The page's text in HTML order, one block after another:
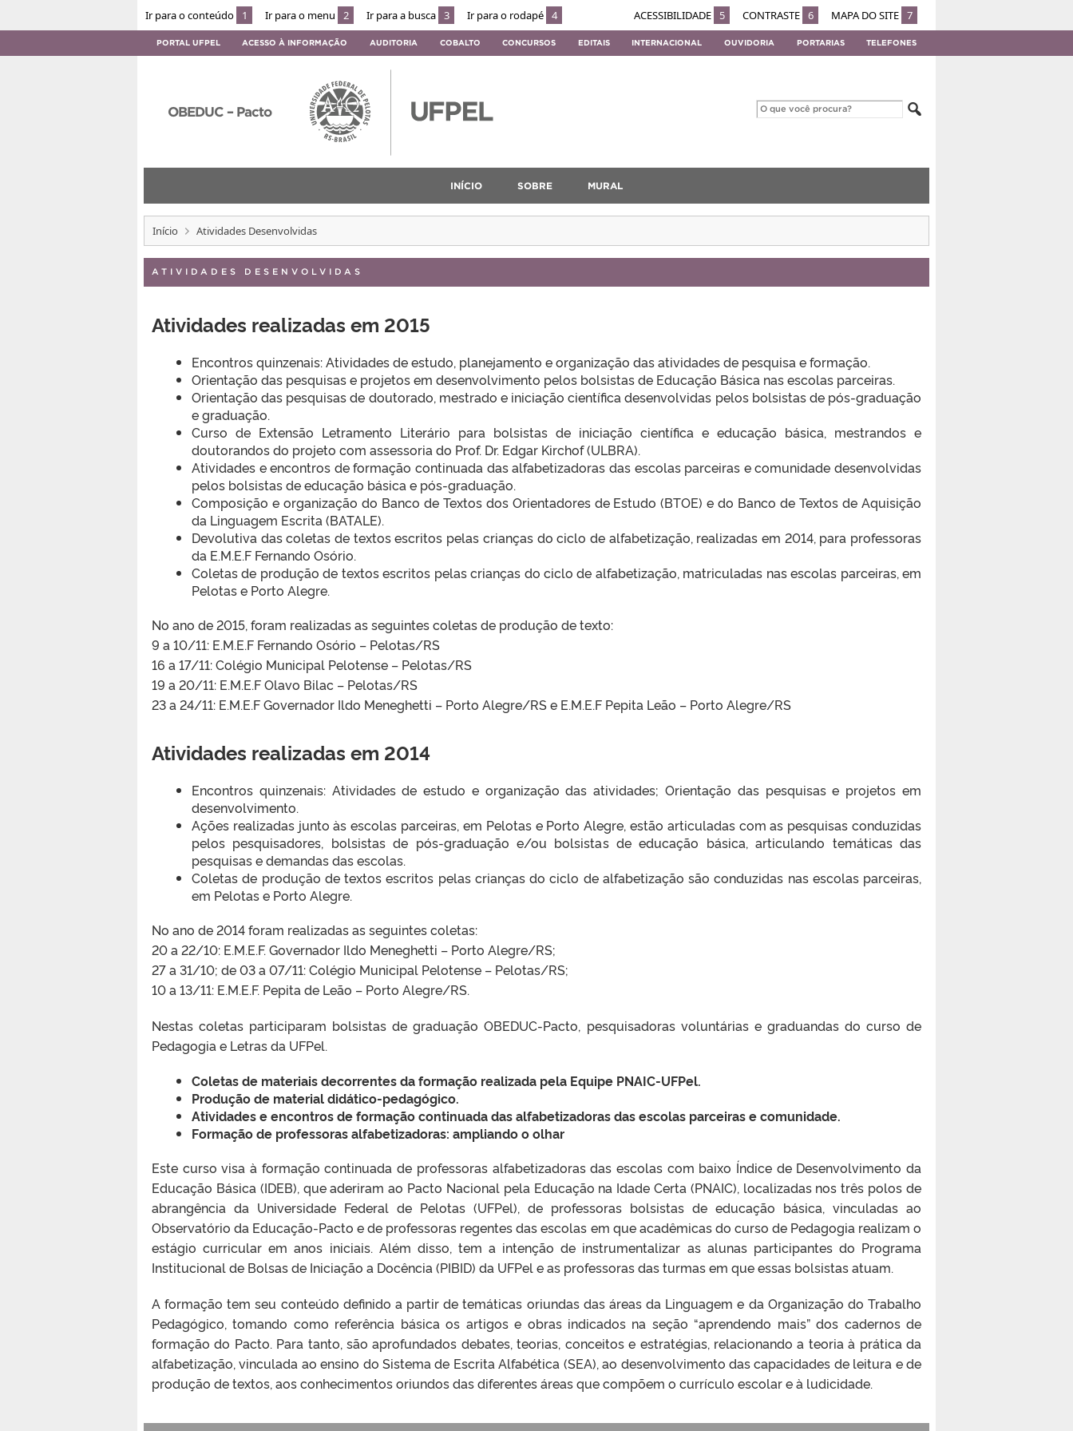
Ir para o conteúdo 1 Ir para o menu 2 Ir para a busca 3 Ir para o rodapé 4 ACESSIBILIDADE 5 CONTRASTE 6 MAPA DO SITE 7
PORTAL UFPEL ACESSO À INFORMAÇÃO AUDITORIA COBALTO CONCURSOS EDITAIS INTERNACIONAL OUVIDORIA PORTARIAS TELEFONES
OBEDUC – Pacto
INÍCIO SOBRE MURAL
Início Atividades Desenvolvidas
ATIVIDADES DESENVOLVIDAS
Atividades realizadas em 2015
Encontros quinzenais: Atividades de estudo, planejamento e organização das atividades de pesquisa e formação.
Orientação das pesquisas e projetos em desenvolvimento pelos bolsistas de Educação Básica nas escolas parceiras.
Orientação das pesquisas de doutorado, mestrado e iniciação científica desenvolvidas pelos bolsistas de pós-graduação
e graduação.
Curso de Extensão Letramento Literário para bolsistas de iniciação científica e educação básica, mestrandos e
doutorandos do projeto com assessoria do Prof. Dr. Edgar Kirchof (ULBRA).
Atividades e encontros de formação continuada das alfabetizadoras das escolas parceiras e comunidade desenvolvidas
pelos bolsistas de educação básica e pós-graduação.
Composição e organização do Banco de Textos dos Orientadores de Estudo (BTOE) e do Banco de Textos de Aquisição
da Linguagem Escrita (BATALE).
Devolutiva das coletas de textos escritos pelas crianças do ciclo de alfabetização, realizadas em 2014, para professoras
da E.M.E.F Fernando Osório.
Coletas de produção de textos escritos pelas crianças do ciclo de alfabetização, matriculadas nas escolas parceiras, em
Pelotas e Porto Alegre.
No ano de 2015, foram realizadas as seguintes coletas de produção de texto:
9 a 10/11: E.M.E.F Fernando Osório – Pelotas/RS
16 a 17/11: Colégio Municipal Pelotense – Pelotas/RS
19 a 20/11: E.M.E.F Olavo Bilac – Pelotas/RS
23 a 24/11: E.M.E.F Governador Ildo Meneghetti – Porto Alegre/RS e E.M.E.F Pepita Leão – Porto Alegre/RS
Atividades realizadas em 2014
Encontros quinzenais: Atividades de estudo e organização das atividades; Orientação das pesquisas e projetos em
desenvolvimento.
Ações realizadas junto às escolas parceiras, em Pelotas e Porto Alegre, estão articuladas com as pesquisas conduzidas
pelos pesquisadores, bolsistas de pós-graduação e/ou bolsistas de educação básica, articulando temáticas das
pesquisas e demandas das escolas.
Coletas de produção de textos escritos pelas crianças do ciclo de alfabetização são conduzidas nas escolas parceiras,
em Pelotas e Porto Alegre.
No ano de 2014 foram realizadas as seguintes coletas:
20 a 22/10: E.M.E.F. Governador Ildo Meneghetti – Porto Alegre/RS;
27 a 31/10; de 03 a 07/11: Colégio Municipal Pelotense – Pelotas/RS;
10 a 13/11: E.M.E.F. Pepita de Leão – Porto Alegre/RS.
Nestas coletas participaram bolsistas de graduação OBEDUC-Pacto, pesquisadoras voluntárias e graduandas do curso de
Pedagogia e Letras da UFPel.
Coletas de materiais decorrentes da formação realizada pela Equipe PNAIC-UFPel.
Produção de material didático-pedagógico.
Atividades e encontros de formação continuada das alfabetizadoras das escolas parceiras e comunidade.
Formação de professoras alfabetizadoras: ampliando o olhar
Este curso visa à formação continuada de professoras alfabetizadoras das escolas com baixo Índice de Desenvolvimento da
Educação Básica (IDEB), que aderiram ao Pacto Nacional pela Educação na Idade Certa (PNAIC), localizadas nos três polos de
abrangência da Universidade Federal de Pelotas (UFPel), de professoras bolsistas de educação básica, vinculadas ao
Observatório da Educação-Pacto e de professoras regentes das escolas em que acadêmicas do curso de Pedagogia realizam o
estágio curricular em anos iniciais. Além disso, tem a intenção de instrumentalizar as alunas participantes do Programa
Institucional de Bolsas de Iniciação a Docência (PIBID) da UFPel e as professoras das turmas em que essas bolsistas atuam.
A formação tem seu conteúdo definido a partir de temáticas oriundas das áreas da Linguagem e da Organização do Trabalho
Pedagógico, tomando como referência básica os artigos e obras indicados na seção “aprendendo mais” dos cadernos de
formação do Pacto. Para tanto, são aprofundados debates, teorias, conceitos e estratégias, relacionando a teoria à prática da
alfabetização, vinculada ao ensino do Sistema de Escrita Alfabética (SEA), ao desenvolvimento das capacidades de leitura e de
produção de textos, aos conhecimentos oriundos das diferentes áreas que compõem o currículo escolar e à ludicidade.